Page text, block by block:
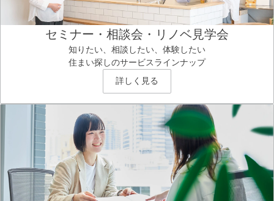
セミナー・相談会・リノベ見学会
知りたい、相談したい、体験したい
住まい探しのサービスラインナップ
詳しく見る